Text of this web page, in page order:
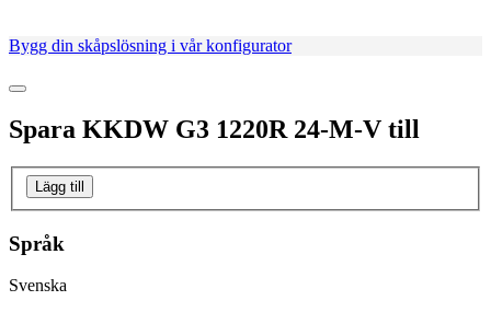
Bygg din skåpslösning i vår konfigurator
Spara KKDW G3 1220R 24-M-V till
Lägg till
Språk
Svenska